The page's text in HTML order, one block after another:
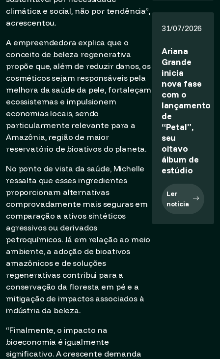
climática e social, não por tendência”,
acrescentou.
A empreendedora explica que o
conceito de beleza regenerativa
propõe que, além de reduzir danos, os
cosméticos sejam responsáveis pela
melhora da saúde da pele, fortaleçam
ecossistemas e impulsionem
economias locais, sendo
particularmente relevante para a
Amazônia, região de maior
reservatório de bioativos do planeta.
No ponto de vista da saúde, Michelle
ressalta que esses ingredientes
proporcionam alternativas
comprovadamente mais seguras em
comparação a ativos sintéticos
agressivos ou derivados
petroquímicos. Já em relação ao meio
ambiente, a adoção de bioativos
amazônicos e de soluções
regenerativas contribui para a
conservação da floresta em pé e a
mitigação de impactos associados à
indústria da beleza.
“Finalmente, o impacto na
bioeconomia é igualmente
significativo. A crescente demanda
31/07/2026
Ariana
Grande
inicia
nova fase
com o
lançamento
de
“Petal”,
seu
oitavo
álbum de
estúdio
Ler
notícia